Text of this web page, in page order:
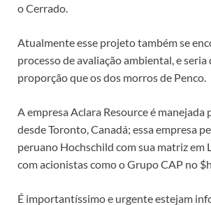
o Cerrado.
Atualmente esse projeto também se
processo de avaliação ambiental, e seria
proporção que os dos morros de Penco.
A empresa Aclara Resource é manejada
desde Toronto, Canadá; essa empresa
peruano Hochschild com sua matriz em
com acionistas como o Grupo CAP no
É importantíssimo e urgente estejam